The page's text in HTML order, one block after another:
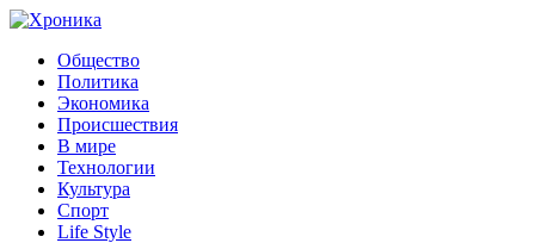
Общество
Политика
Экономика
Происшествия
В мире
Технологии
Культура
Спорт
Life Style